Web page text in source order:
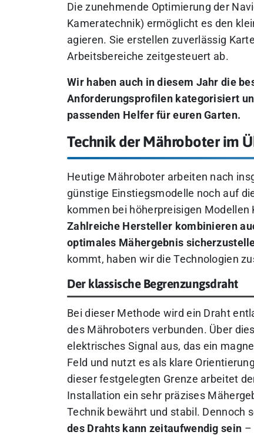
Die zunehmende Optimierung der
Kameratechnik) ermöglicht es den
agieren. Sie erstellen zuverlässig
Arbeitsbereiche zeitgesteuert ab.
Wir haben auch in diesem Jahr die
Anforderungsprofilen kategorisiert
passenden Helfer für euren Garten.
Technik der Mähroboter im
Heutige Mähroboter arbeiten nach
günstige Einstiegsmodelle noch auf
kommen bei höherpreisigen Modellen
Zahlreiche Hersteller kombinieren
optimales Mähergebnis
kommt, haben wir die Technologien
Der klassische Begrenzungsdraht
Bei dieser Methode wird ein Draht
des Mähroboters verbunden. Über
elektrisches Signal aus, das ein
Feld und nutzt es als klare
dieser festgelegten Grenze arbeitet
Installation ein sehr präzises
Technik bewährt und stabil. Dennoch
des Drahts kann zeitaufwendig sein –